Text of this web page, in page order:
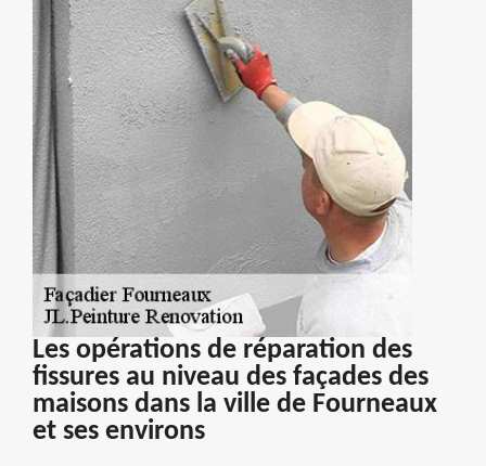
Les opérations de réparation des
fissures au niveau des façades des
maisons dans la ville de Fourneaux
et ses environs